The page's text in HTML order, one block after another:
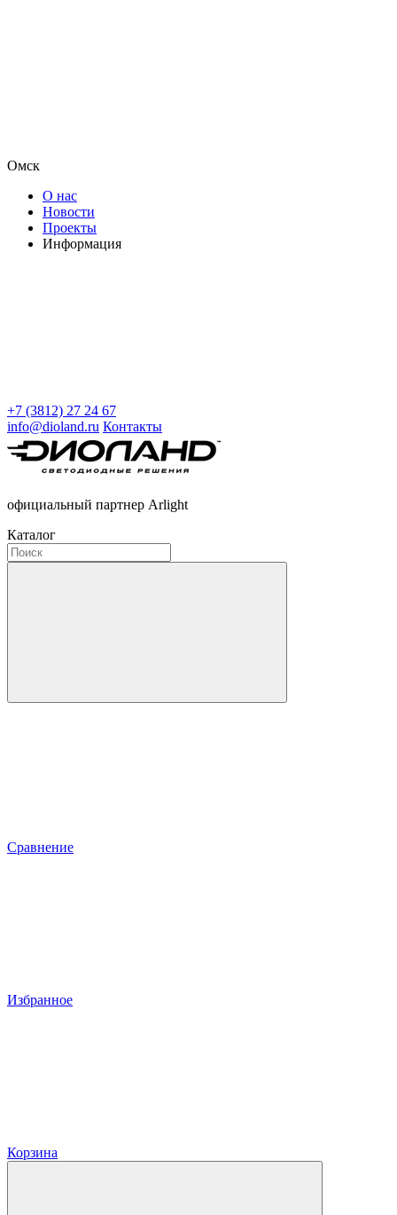
Омск
О нас
Новости
Проекты
Информация
+7 (3812) 27 24 67
info@dioland.ru Контакты
официальный партнер Arlight
Каталог
Сравнение
Избранное
Корзина